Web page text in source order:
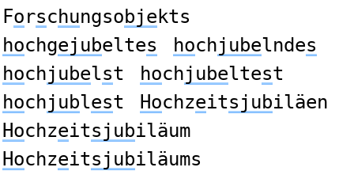
Forschungsobje kts
hochgejubeltes hochjubelndes
hochjubelst hochjubeltest
hochjublest Hochzeitsjubiläen
Hochzeitsjubiläum
Hochzeitsjubiläums